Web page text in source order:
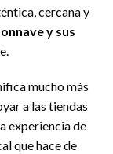
cercana y
y sus
mucho más
a las tiendas
experiencia de
que hace de